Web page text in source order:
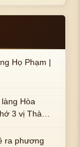
Họ Phạm |
Hòa
3 vị Thành
ra phương